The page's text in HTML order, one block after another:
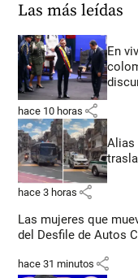
Las más leídas
En
hace 10 horas share
Alias
hace 3 horas share
Las mujeres que
del Desfile de Autos
hace 31 minutos share